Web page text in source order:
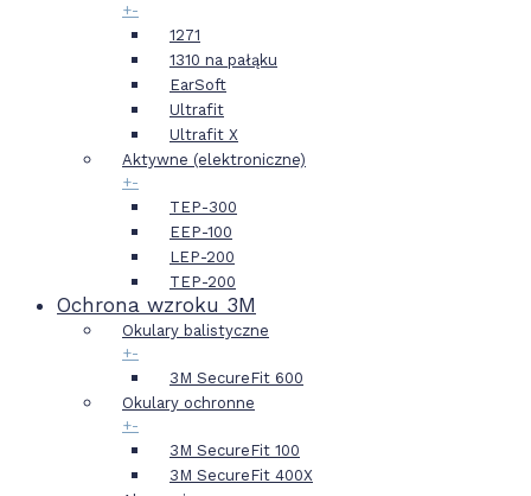
+-
1271
1310 na pałąku
EarSoft
Ultrafit
Ultrafit X
Aktywne (elektroniczne)
+-
TEP-300
EEP-100
LEP-200
TEP-200
Ochrona wzroku 3M
Okulary balistyczne
+-
3M SecureFit 600
Okulary ochronne
+-
3M SecureFit 100
3M SecureFit 400X